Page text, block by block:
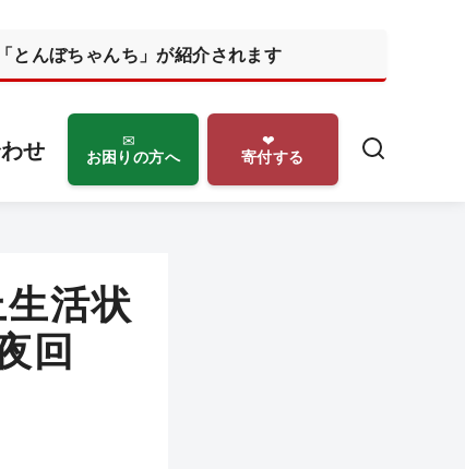
とんぼちゃんち」が紹介されます
せ お困りの方へ 寄付する
活状
回